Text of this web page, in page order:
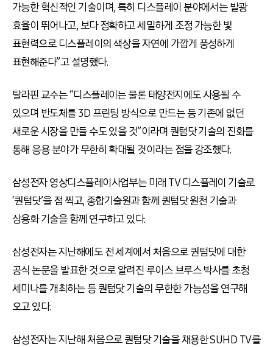
가능한 혁신적인 기술이며, 특히 디스플레이 분야에서는 발광
효율이 뛰어나고, 보다 정확하고 세밀하게 조정 가능한 빛
표현력으로 디스플레이의 색상을 자연에 가깝게 풍성하게
표현해준다”고 설명했다.
탈라핀 교수는 “디스플레이는 물론 태양전지에도 사용될 수
있으며 반도체를 3D 프린팅 방식으로 만드는 등 기존에 없던
새로운 시장을 만들 수도 있을 것”이라며 퀀텀닷 기술의 진화를
통해 응용 분야가 무한히 확대될 것이라는 점을 강조했다.
삼성전자 영상디스플레이사업부는 미래 TV 디스플레이 기술로
‘퀀텀닷’을 점 찍고, 종합기술원과 함께 퀀텀닷 원천 기술과
상용화 기술을 함께 연구하고 있다.
삼성전자는 지난해에도 전 세계에서 처음으로 퀀텀닷에 대한
공식 논문을 발표한 것으로 알려진 루이스 브루스 박사를 초청
세미나를 개최하는 등 퀀텀닷 기술의 무한한 가능성을 연구해
오고 있다.
삼성전자는 지난해 처음으로 퀀텀닷 기술을 채용한 SUHD TV를